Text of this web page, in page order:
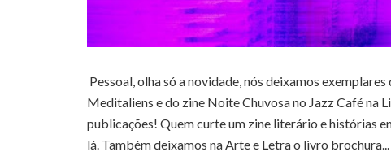
Pessoal, olha só a novidade, nós deixamos
Meditaliens e do zine Noite Chuvosa no Jazz Café na
publicações! Quem curte um zine literário e histórias
lá. Também deixamos na Arte e Letra o livro brochura...